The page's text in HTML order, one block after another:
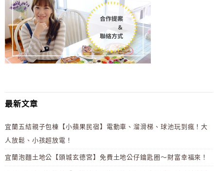
最新文章
宜蘭五結親子包棟【小蘋果民宿】電動車、溜滑梯、球池玩到瘋！大
人放鬆、小孩超放電！
宜蘭泡麵土地公【頭城玄德宮】免費土地公仔鑰匙圈～財富幸福來！